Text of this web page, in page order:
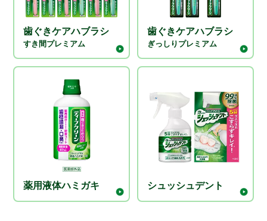
歯ぐきケアハブラシ
すき間プレミアム
歯ぐきケアハブラシ
ぎっしりプレミアム
薬用液体ハミガキ シュッシュデント